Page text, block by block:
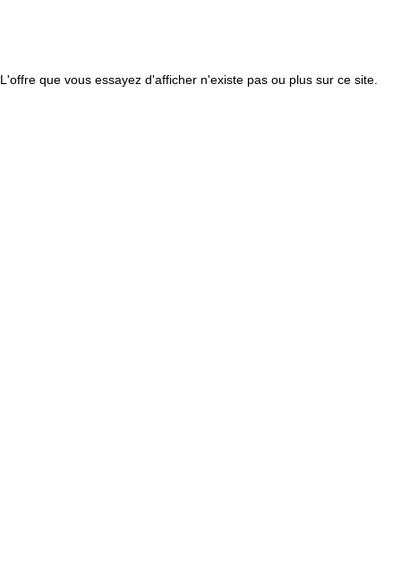
L'offre que vous essayez d'afficher n'existe pas ou plus sur ce site.